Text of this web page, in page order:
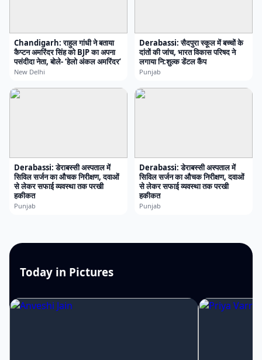
Chandigarh: राहुल गांधी ने बताया
कैप्टन अमरिंदर सिंह को BJP का अपना
पसंदीदा नेता, बोले- ‘हेलो अंकल अमरिंदर’
New Delhi
Derabassi: सैदपुरा स्कूल में बच्चों के
दांतों की जांच, भारत विकास परिषद ने
लगाया नि:शुल्क डेंटल कैंप
Punjab
Derabassi: डेराबस्सी अस्पताल में
सिविल सर्जन का औचक निरीक्षण, दवाओं
से लेकर सफाई व्यवस्था तक परखी
हकीकत
Punjab
Derabassi: डेराबस्सी अस्पताल में
सिविल सर्जन का औचक निरीक्षण, दवाओं
से लेकर सफाई व्यवस्था तक परखी
हकीकत
Punjab
Today in Pictures